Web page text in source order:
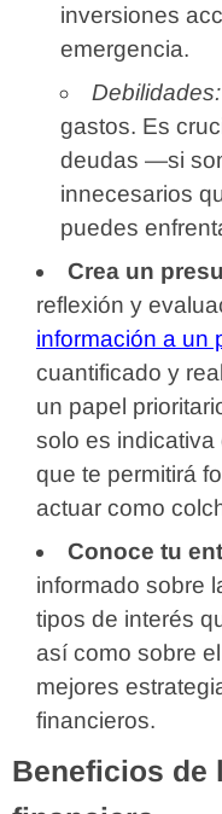
inversiones
emergencia.
Debilidades:
gastos. Es
deudas —si
innecesarios
puedes
Crea un
reflexión y
información a un
cuantificado y
un papel
solo es
que te permitirá
actuar como
Conoce tu
informado sobre
tipos de interés
así como sobre
mejores
financieros.
Beneficios de